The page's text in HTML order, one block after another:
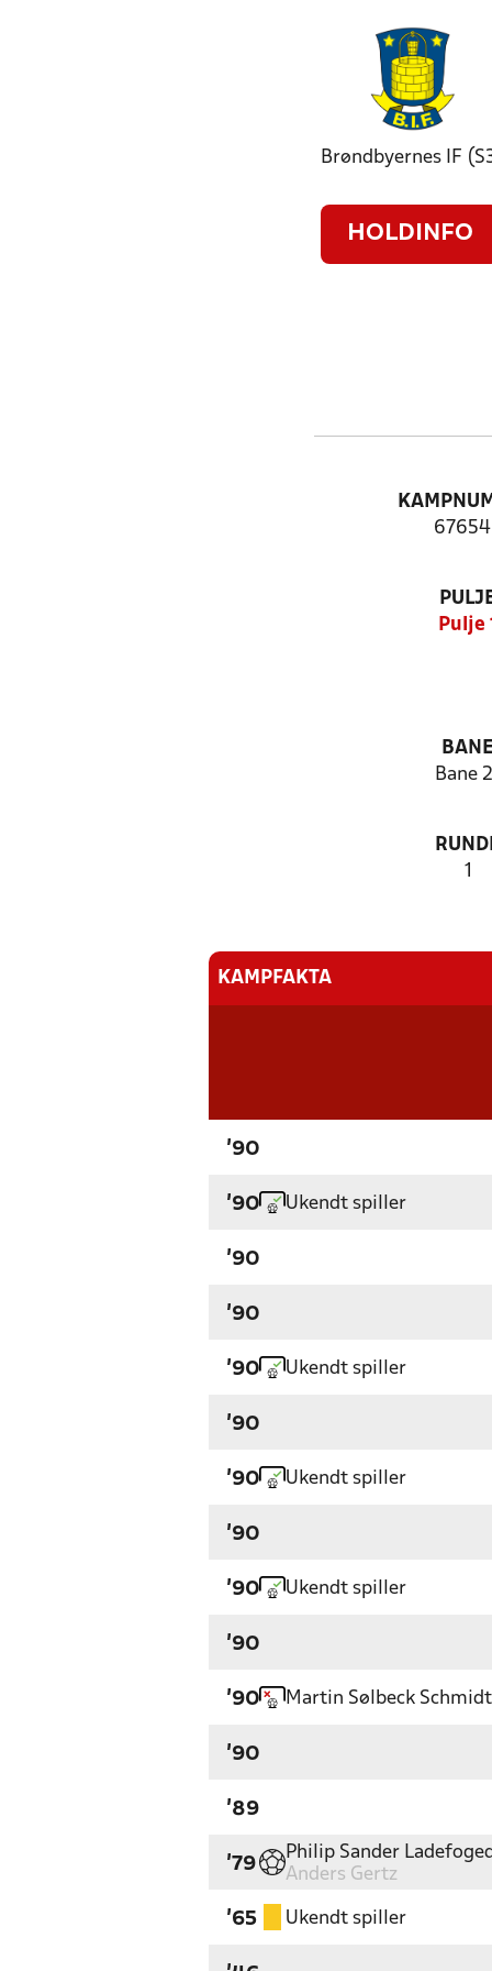
Brøndbyernes IF
HOLDINFO
Pulje
Bane
1
KAMPFAKTA
'90
'90 Ukendt spiller
'90
'90
'90 Ukendt spiller
'90
'90 Ukendt spiller
'90
'90 Ukendt spiller
'90
'90 Martin Sølbeck Schmidt
'90
'89
'79
Philip Sander
Anders Gertz
'65 Ukendt spiller